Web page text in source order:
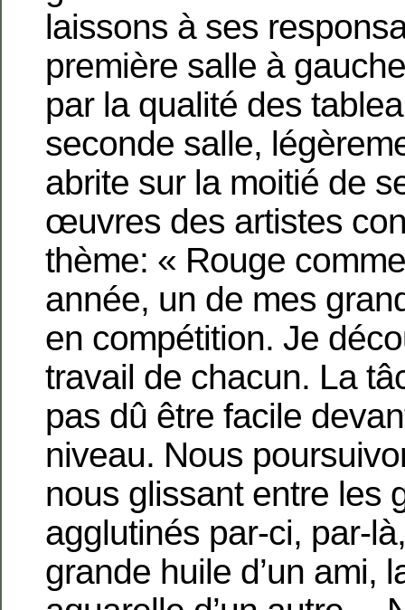
laissons à ses
première salle à
par la qualité des
seconde salle,
abrite sur la moitié de
œuvres des artistes
thème: « Rouge
année, un de mes
en compétition. Je
travail de chacun. La
pas dû être facile
niveau. Nous
nous glissant entre les
agglutinés par-ci, par-
grande huile d’un ami,